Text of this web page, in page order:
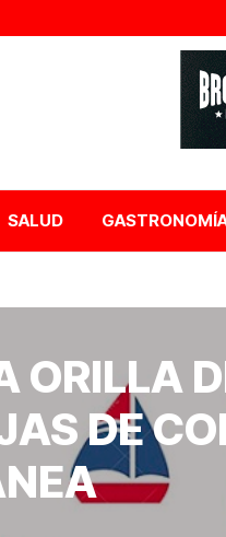
SALUD
ORILLA
DE